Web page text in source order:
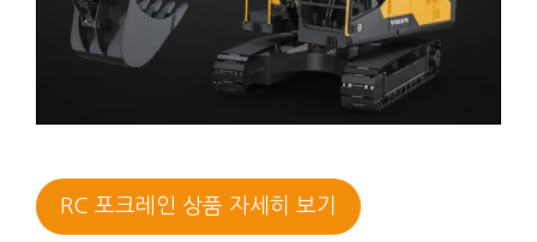
RC 포크레인 상품 자세히 보기